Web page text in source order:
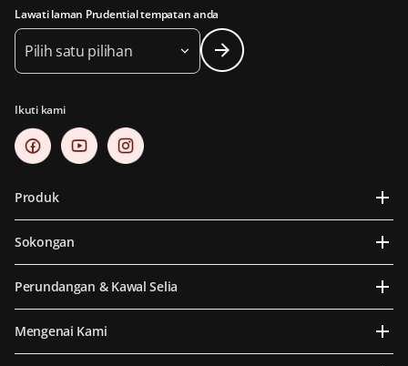
Lawati laman Prudential tempatan anda
Pilih satu pilihan
Ikuti kami
Produk
Sokongan
Perundangan & Kawal Selia
Mengenai Kami